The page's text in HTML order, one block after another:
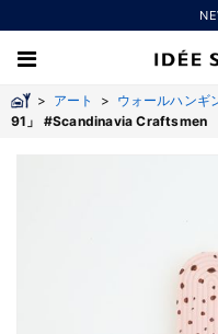
> アート > ウォールハンギ
91」 #Scandinavia Craftsmen